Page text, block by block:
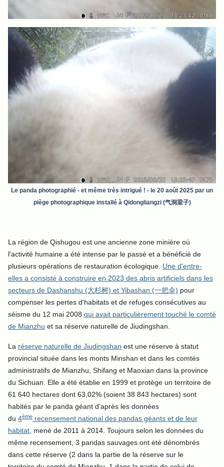
Le panda photographié - et même très intrigué ! - le 20 août 2025 par un
piège photographique installé à Qidongliangzi (气洞梁子)
La région de Qishugou est une ancienne zone minière où
l'activité humaine a été intense par le passé et a bénéficié de
plusieurs opérations de restauration écologique. Une d'entre-
elles a consisté à construire en 2023 des abris artificiels dans les
secteurs de Dashanshu (大杉树) et Yibashan (一把伞) pour
compenser les pertes d'habitats et de refuges consécutives au
séisme du 12 mai 2008 qui avait particulièrement touché le comté
de Mianzhu et sa réserve naturelle de Jiudingshan.
La réserve naturelle de Jiudingshan est une réserve à statut
provincial située dans les monts Minshan et dans les comtés
administratifs de Mianzhu, Shifang et Maoxian dans la province
du Sichuan. Elle a été établie en 1999 et protège un territoire de
61 640 hectares dont 63,02% (soient 38 843 hectares) sont
habités par le panda géant d'après les données
du 4ème recensement national des pandas géants et de leur
habitat , mené de 2011 à 2014. Toujours selon les données du
même recensement, 3 pandas sauvages ont été dénombrés
dans cette réserve (2 dans la partie de la réserve sur le